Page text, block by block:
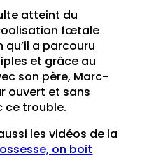
atteint du
fœtale
qu’il a parcouru
et grâce au
son père, Marc-
ouvert et sans
ce trouble.
les vidéos de la
on boit